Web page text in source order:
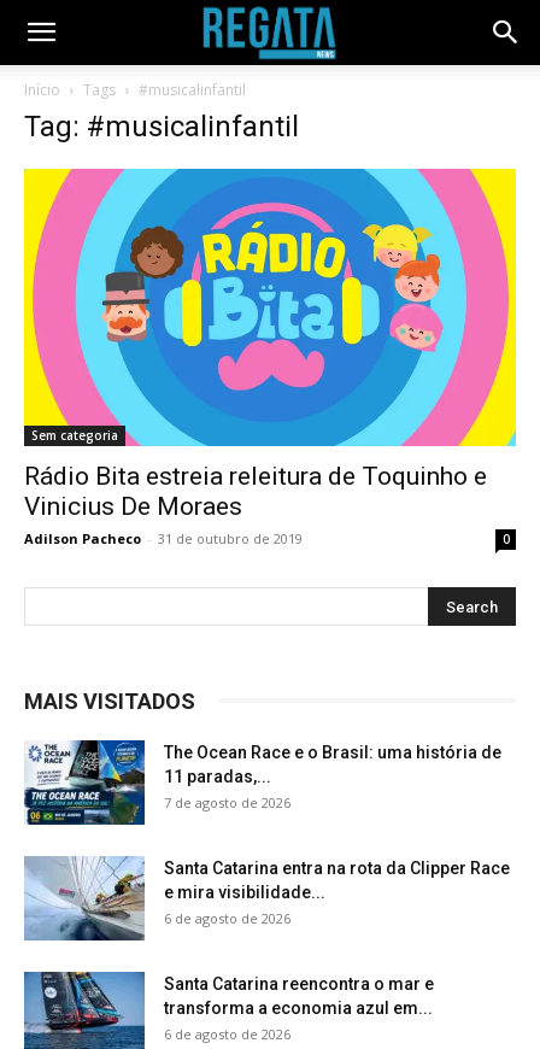
Início Tags #musicalinfantil
Tag: #musicalinfantil
Sem categoria
Rádio Bita estreia releitura de Toquinho e
Vinicius De Moraes
Adilson Pacheco - 31 de outubro de 2019 0
MAIS VISITADOS
The Ocean Race e o Brasil: uma história de
11 paradas,...
7 de agosto de 2026
Santa Catarina entra na rota da Clipper Race
e mira visibilidade...
6 de agosto de 2026
Santa Catarina reencontra o mar e
transforma a economia azul em...
6 de agosto de 2026